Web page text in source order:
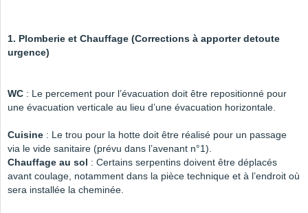
1. Plomberie et Chauffage (Corrections à apporter detoute
urgence)
WC : Le percement pour l’évacuation doit être repositionné pour
une évacuation verticale au lieu d’une évacuation horizontale.
Cuisine : Le trou pour la hotte doit être réalisé pour un passage
via le vide sanitaire (prévu dans l’avenant n°1).
Chauffage au sol : Certains serpentins doivent être déplacés
avant coulage, notamment dans la pièce technique et à l’endroit où
sera installée la cheminée.